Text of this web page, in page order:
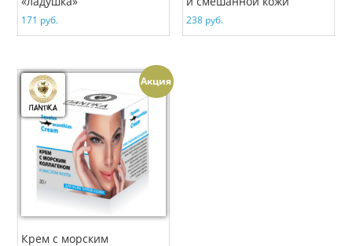
171 руб. 238 руб.
Акция
Крем с морским